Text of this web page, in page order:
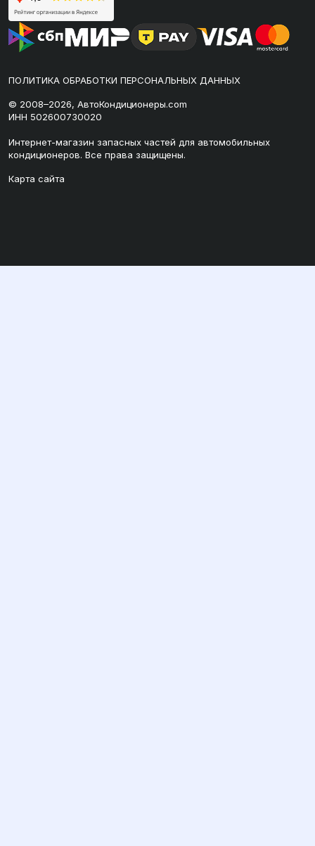
ПОЛИТИКА ОБРАБОТКИ ПЕРСОНАЛЬНЫХ ДАННЫХ
© 2008–2026, АвтоКондиционеры.com
ИНН 502600730020
Интернет-магазин запасных частей для автомобильных
кондиционеров. Все права защищены.
Карта сайта